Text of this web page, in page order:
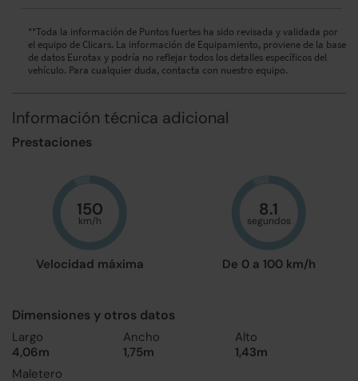
**Toda la información de Puntos fuertes ha sido revisada y validada por
el equipo de Clicars. La información de Equipamiento, proviene de la base
de datos Eurotax y podría no reflejar todos los detalles específicos del
vehículo. Para cualquier duda, contacta con nuestro equipo.
Información técnica adicional
Prestaciones
Velocidad máxima
150
km/h
De 0 a 100 km/h
8.1
segundos
Dimensiones y otros datos
Largo
4,06m
Ancho
1,75m
Alto
1,43m
Maletero